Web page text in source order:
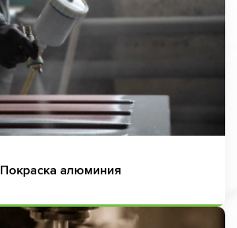
Покраска алюминия